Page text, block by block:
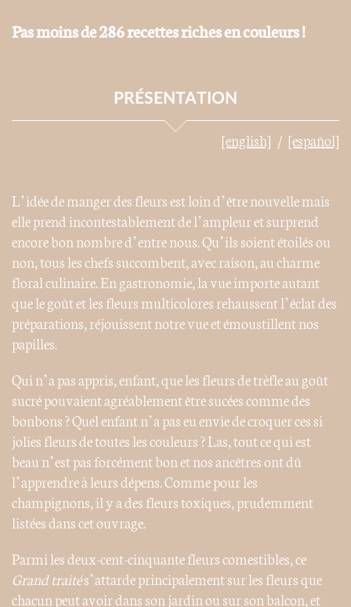
Pas moins de 286 recettes riches en couleurs !
PRÉSENTATION
[english] [español]
L’idée de manger des fleurs est loin d’être nouvelle mais
elle prend incontestablement de l’ampleur et surprend
encore bon nombre d’entre nous. Qu’ils soient étoilés ou
non, tous les chefs succombent, avec raison, au charme
floral culinaire. En gastronomie, la vue importe autant
que le goût et les fleurs multicolores rehaussent l’éclat des
préparations, réjouissent notre vue et émoustillent nos
papilles.
Qui n’a pas appris, enfant, que les fleurs de trèfle au goût
sucré pouvaient agréablement être sucées comme des
bonbons ? Quel enfant n’a pas eu envie de croquer ces si
jolies fleurs de toutes les couleurs ? Las, tout ce qui est
beau n’est pas forcément bon et nos ancêtres ont dû
l’apprendre à leurs dépens. Comme pour les
champignons, il y a des fleurs toxiques, prudemment
listées dans cet ouvrage.
Parmi les deux-cent-cinquante fleurs comestibles, ce
Grand traités’attarde principalement sur les fleurs que
chacun peut avoir dans son jardin ou sur son balcon, et